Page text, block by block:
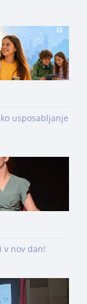
usposabljanje
v nov dan!